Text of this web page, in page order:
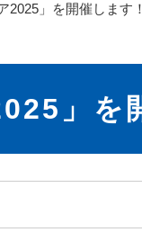
2025」を開催します！
」を